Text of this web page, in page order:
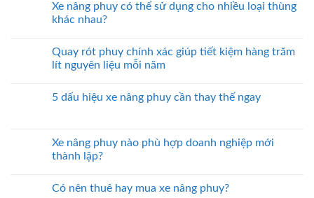
Xe nâng phuy có thể sử dụng cho nhiều loại thùng
khác nhau?
Quay rót phuy chính xác giúp tiết kiệm hàng trăm
lít nguyên liệu mỗi năm
5 dấu hiệu xe nâng phuy cần thay thế ngay
Xe nâng phuy nào phù hợp doanh nghiệp mới
thành lập?
Có nên thuê hay mua xe nâng phuy?